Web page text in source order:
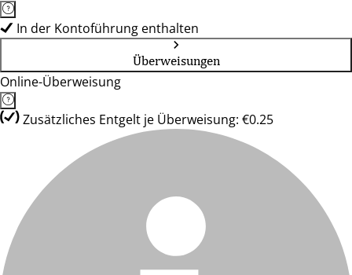
In der Kontoführung enthalten
Überweisungen
Online-Überweisung
Zusätzliches Entgelt je Überweisung: €0.25